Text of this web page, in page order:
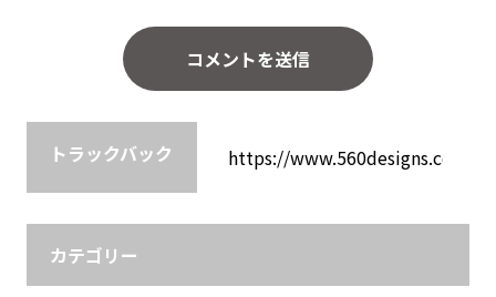
トラックバック
カテゴリー